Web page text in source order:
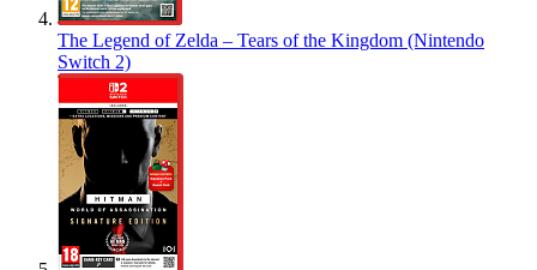
The Legend of Zelda – Tears of the Kingdom (Nintendo
Switch 2)